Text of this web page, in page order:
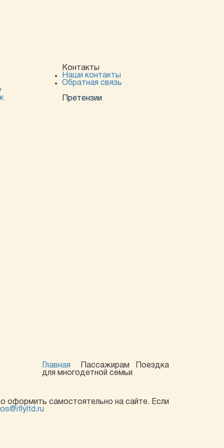
Контакты
Наши контакты
Обратная связь
Претензии
Главная Пассажирам
Поездка
для многодетной семьи
оформить самостоятельно на сайте. Если